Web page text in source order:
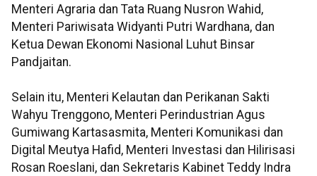
Menteri Agraria dan Tata Ruang Nusron Wahid,
Menteri Pariwisata Widyanti Putri Wardhana, dan
Ketua Dewan Ekonomi Nasional Luhut Binsar
Pandjaitan.
Selain itu, Menteri Kelautan dan Perikanan Sakti
Wahyu Trenggono, Menteri Perindustrian Agus
Gumiwang Kartasasmita, Menteri Komunikasi dan
Digital Meutya Hafid, Menteri Investasi dan Hilirisasi
Rosan Roeslani, dan Sekretaris Kabinet Teddy Indra